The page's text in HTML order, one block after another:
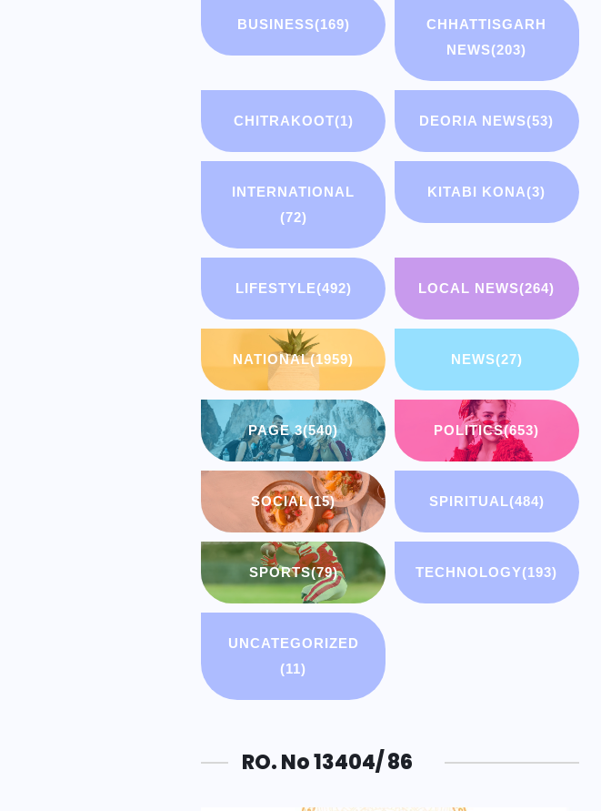
BUSINESS(169)
CHHATTISGARH
NEWS(203)
CHITRAKOOT(1) DEORIA NEWS(53)
INTERNATIONAL
(72)
KITABI KONA(3)
LIFESTYLE(492) LOCAL NEWS(264)
NATIONAL(1959) NEWS(27)
PAGE 3(540) POLITICS(653)
SOCIAL(15) SPIRITUAL(484)
SPORTS(79) TECHNOLOGY(193)
UNCATEGORIZED
(11)
RO. No 13404/ 86